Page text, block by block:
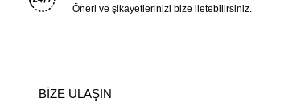
Öneri ve şikayetlerinizi bize iletebilirsiniz.
BİZE ULAŞIN